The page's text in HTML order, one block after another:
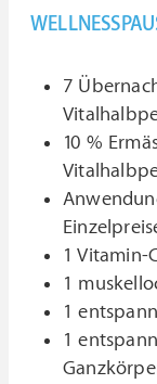
7
10 %
1 Vitamin-
1
1
1